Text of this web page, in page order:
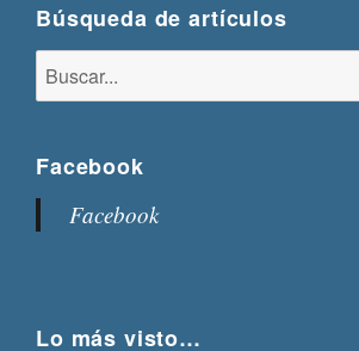
Búsqueda de artículos
Facebook
Facebook
Lo más visto…